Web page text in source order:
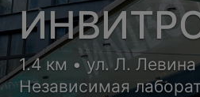
1.4 км • ул. Л. Левина
Независимая